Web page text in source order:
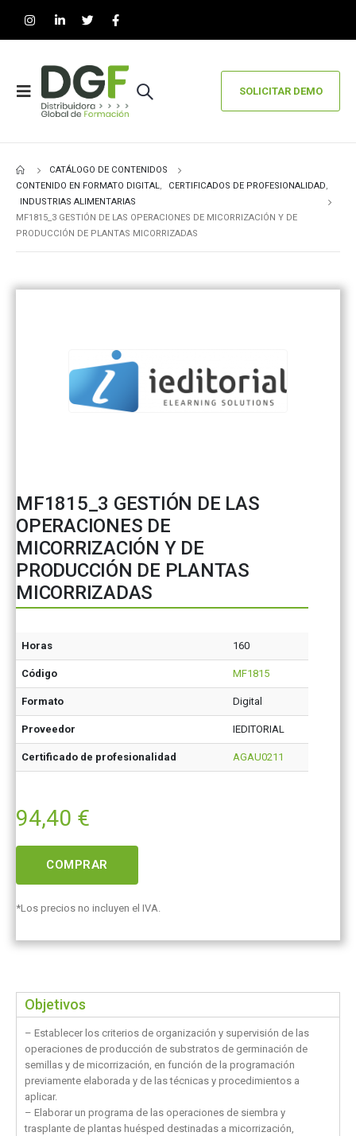
SOLICITAR DEMO
CATÁLOGO DE CONTENIDOS
CONTENIDO EN FORMATO DIGITAL, CERTIFICADOS DE PROFESIONALIDAD,
INDUSTRIAS ALIMENTARIAS
MF1815_3 GESTIÓN DE LAS OPERACIONES DE MICORRIZACIÓN Y DE
PRODUCCIÓN DE PLANTAS MICORRIZADAS
MF1815_3 GESTIÓN DE LAS
OPERACIONES DE
MICORRIZACIÓN Y DE
PRODUCCIÓN DE PLANTAS
MICORRIZADAS
Horas 160
Código MF1815
Formato Digital
Proveedor IEDITORIAL
Certificado de profesionalidad AGAU0211
94,40 €
COMPRAR
*Los precios no incluyen el IVA.
Objetivos
– Establecer los criterios de organización y supervisión de las
operaciones de producción de substratos de germinación de
semillas y de micorrización, en función de la programación
previamente elaborada y de las técnicas y procedimientos a
aplicar.
– Elaborar un programa de las operaciones de siembra y
trasplante de plantas huésped destinadas a micorrización,